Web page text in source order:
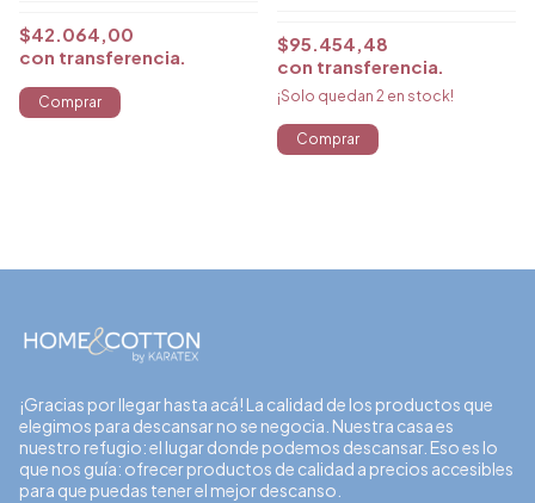
$42.064,00
con transferencia
$95.454,48
con transferencia
¡Solo quedan 2 en stock!
Comprar
¡Gracias por llegar hasta acá! La calidad de los productos que
elegimos para descansar no se negocia. Nuestra casa es
nuestro refugio: el lugar donde podemos descansar. Eso es lo
que nos guía: ofrecer productos de calidad a precios accesibles
para que puedas tener el mejor descanso.